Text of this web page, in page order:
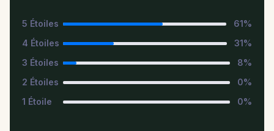
5 Étoiles 61%
4 Étoiles 31%
3 Étoiles 8%
2 Étoiles 0%
1 Étoile 0%